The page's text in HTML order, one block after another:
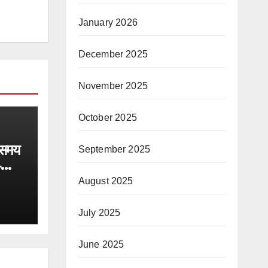
January 2026
December 2025
November 2025
October 2025
September 2025
August 2025
July 2025
June 2025